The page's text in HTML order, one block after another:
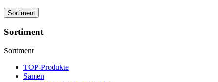
Sortiment
Sortiment
Sortiment
TOP-Produkte
Samen